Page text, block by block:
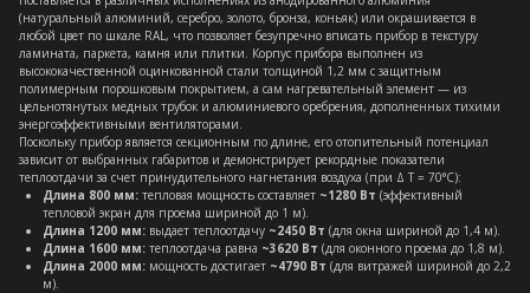
(натуральный алюминий, серебро, золото, бронза, коньяк) или окрашивается в
любой цвет по шкале RAL, что позволяет безупречно вписать прибор в текстуру
ламината, паркета, камня или плитки. Корпус прибора выполнен из
высококачественной оцинкованной стали толщиной 1,2 мм с защитным
полимерным порошковым покрытием, а сам нагревательный элемент — из
цельнотянутых медных трубок и алюминиевого оребрения, дополненных тихими
энергоэффективными вентиляторами.
Поскольку прибор является секционным по длине, его отопительный потенциал
зависит от выбранных габаритов и демонстрирует рекордные показатели
теплоотдачи за счет принудительного нагнетания воздуха (при Δ T = 70°C):
Длина 800 мм: тепловая мощность составляет ~1280 Вт (эффективный
тепловой экран для проема шириной до 1 м).
Длина 1200 мм: выдает теплоотдачу ~2450 Вт (для окна шириной до 1,4 м).
Длина 1600 мм: теплоотдача равна ~3620 Вт (для оконного проема до 1,8 м).
Длина 2000 мм: мощность достигает ~4790 Вт (для витражей шириной до 2,2
м).